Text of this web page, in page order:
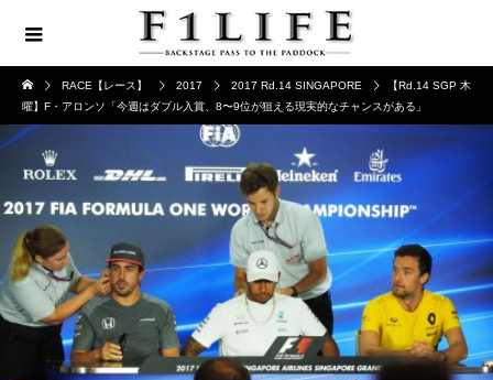
RACE【レース】 2017 2017 Rd.14 SINGAPORE
【Rd.14 SGP 木
曜】F・アロンソ「今週はダブル入賞、8〜9位が狙える現実的なチャンスがある」